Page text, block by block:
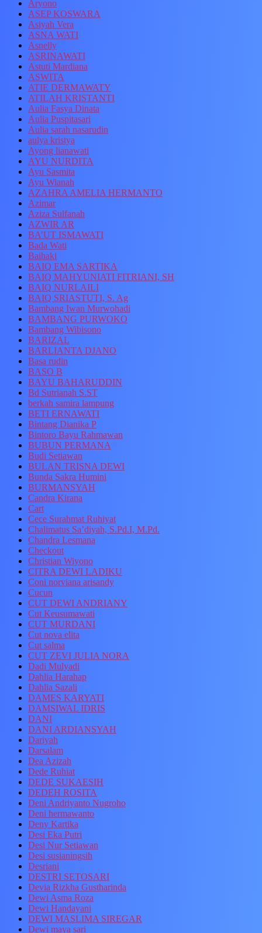
Aryono
ASEP KOSWARA
Asiyah Vera
ASNA WATI
Asnelly
ASRINAWATI
Astuti Mardiana
ASWITA
ATIE DERMAWATY
ATILAH KRISTANTI
Aulia Fasya Dinata
Aulia Puspitasari
Aulia sarah nasarudin
aulya kristya
Ayong lianawati
AYU NURDITA
Ayu Sasmita
Ayu Wianah
AZAHRA AMELIA HERMANTO
Azimar
Aziza Sulfanah
AZWIR AR
BA’UT ISMAWATI
Bada Wati
Baihaki
BAIQ EMA SARTIKA
BAIQ MAHYUNIATI FITRIANI, SH
BAIQ NURLAILI
BAIQ SRIASTUTI, S. Ag
Bambang Iwan Murwohadi
BAMBANG PURWOKO
Bambang Wibisono
BARIZAL
BARLIANTA DJANO
Basa rudin
BASO B
BAYU BAHARUDDIN
Bd Sutrianah S.ST
berkah samira lampung
BETI ERNAWATI
Bintang Dianika P
Bintoro Bayu Rahmawan
BUBUN PERMANA
Budi Setiawan
BULAN TRISNA DEWI
Bunda Sakra Humini
BURMANSYAH
Candra Kirana
Cart
Cece Surahmat Ruhiyat
Chalimatus Sa’diyah, S.Pd.I, M.Pd.
Chandra Lesmana
Checkout
Christian Wiyono
CITRA DEWI LADIKU
Coni norviana arisandy
Cucun
CUT DEWI ANDRIANY
Cut Keusumawati
CUT MURDANI
Cut nova elita
Cut salma
CUT ZEVI JULIA NORA
Dadi Mulyadi
Dahlia Harahap
Dahlia Sazali
DAMES KARYATI
DAMSIWAL IDRIS
DANI
DANI ARDIANSYAH
Dariyah
Darsalam
Dea Azizah
Dede Ruhiat
DEDE SUKAESIH
DEDEH ROSITA
Deni Andriyanto Nugroho
Deni hermawanto
Deny Kartika
Desi Eka Putri
Desi Nur Setiawan
Desi susianingsih
Desriani
DESTRI SETOSARI
Devia Rizkha Gustharinda
Dewi Asma Roza
Dewi Handayani
DEWI MASLIMA SIREGAR
Dewi maya sari